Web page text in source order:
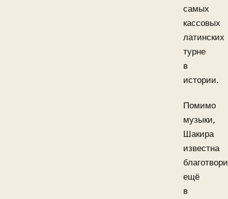
самых
кассовых
латинских
турне
в
истории.
Помимо
музыки,
Шакира
известна
ещё
в